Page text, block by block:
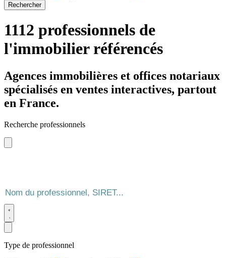
Rechercher
1112 professionnels de
l'immobilier référencés
Agences immobilières et offices notariaux
spécialisés en ventes interactives, partout
en France.
Recherche professionnels
Type de professionnel